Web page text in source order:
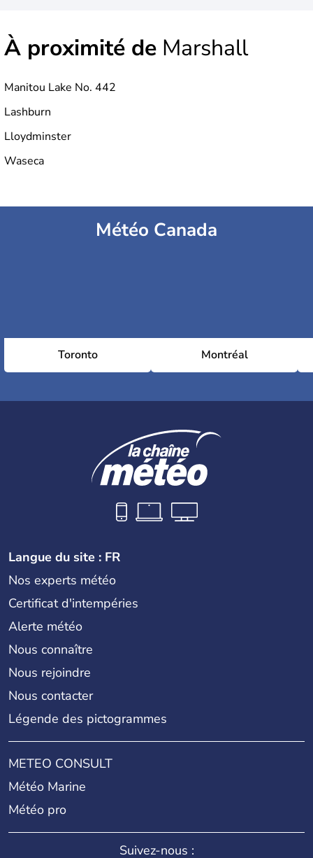
À proximité de Marshall
Manitou Lake No. 442
Lashburn
Lloydminster
Waseca
Météo Canada
Toronto Montréal
Langue du site : FR
Nos experts météo
Certificat d'intempéries
Alerte météo
Nous connaître
Nous rejoindre
Nous contacter
Légende des pictogrammes
METEO CONSULT
Météo Marine
Météo pro
Suivez-nous :